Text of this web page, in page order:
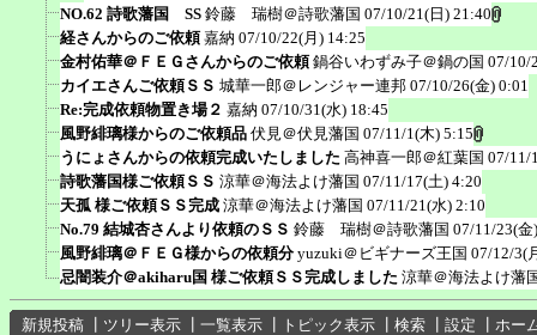
NO.62 詩歌藩国 SS 鈴藤 瑞樹＠詩歌藩国 07/10/21(日) 21:40
経さんからのご依頼 嘉納 07/10/22(月) 14:25
金村佑華＠ＦＥＧさんからのご依頼 鍋谷いわずみ子＠鍋の国 07/10/
カイエさんご依頼ＳＳ 城華一郎＠レンジャー連邦 07/10/26(金) 0:01
Re:完成依頼物置き場２ 嘉納 07/10/31(水) 18:45
風野緋璃様からのご依頼品 伏見＠伏見藩国 07/11/1(木) 5:15
うにょさんからの依頼完成いたしました 高神喜一郎＠紅葉国 07/11/
詩歌藩国様ご依頼ＳＳ 涼華＠海法よけ藩国 07/11/17(土) 4:20
天孤 様ご依頼ＳＳ完成 涼華＠海法よけ藩国 07/11/21(水) 2:10
No.79 結城杏さんより依頼のＳＳ 鈴藤 瑞樹＠詩歌藩国 07/11/23(金
風野緋璃＠ＦＥＧ様からの依頼分 yuzuki＠ビギナーズ王国 07/12/3(
忌闇装介＠akiharu国 様ご依頼ＳＳ完成しました 涼華＠海法よけ藩
新規投稿 ツリー表示 一覧表示 トピック表示 検索 設定
ホー